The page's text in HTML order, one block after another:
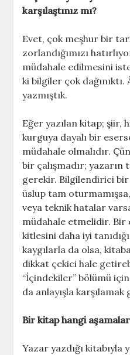
karşılaştınız mı?
Evet, çok meşhur bir
zorlandığımızı
müdahale edilmesini
ki bilgiler çok
yazmıştık.
Eğer yazılan kitap; şiir,
kurguya dayalı bir
müdahale olmalıdır.
bir çalışmadır; yazarın
gerekir. Bilgilendirici
üslup tam
veya teknik hatalar
müdahale etmelidir. Bir
kitlesini daha iyi
kaygılarla da olsa,
dikkat çekici hale
“İçindekiler” bölümü
da anlayışla karşılamak
Bir kitap hangi
Yazar yazdığı kitabıyla